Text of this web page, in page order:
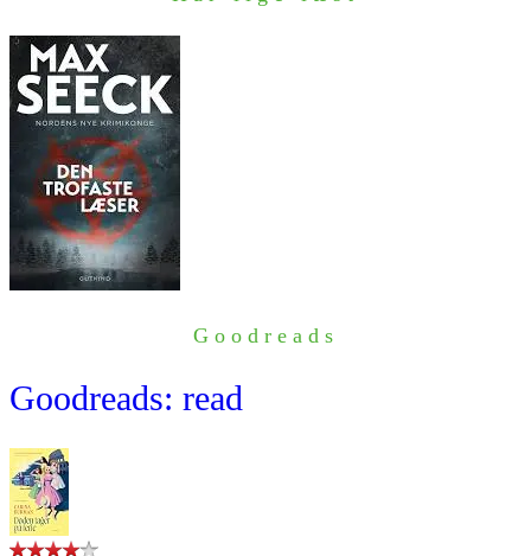
Goodreads
Goodreads: read